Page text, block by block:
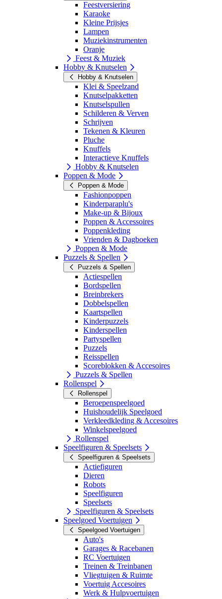
Feestversiering
Karaoke
Kleine Prijsjes
Lampen
Muziekinstrumenten
Oranje
Feest & Muziek
Hobby & Knutselen
Hobby & Knutselen
Klei & Speelzand
Knutselpakketten
Knutselspullen
Schilderen & Verven
Schrijven
Tekenen & Kleuren
Pluche
Knuffels
Interactieve Knuffels
Hobby & Knutselen
Poppen & Mode
Poppen & Mode
Fashionpoppen
Kinderparaplu's
Make-up & Bijoux
Poppen & Accessoires
Poppenkleding
Vrienden & Dagboeken
Poppen & Mode
Puzzels & Spellen
Puzzels & Spellen
Actiespellen
Bordspellen
Breinbrekers
Dobbelspellen
Kaartspellen
Kinderpuzzels
Kinderspellen
Partyspellen
Puzzels
Reisspellen
Scoreblokken & Accesoires
Puzzels & Spellen
Rollenspel
Rollenspel
Beroepenspeelgoed
Huishoudelijk Speelgoed
Verkleedkleding & Accesoires
Winkelspeelgoed
Rollenspel
Speelfiguren & Speelsets
Speelfiguren & Speelsets
Actiefiguren
Dieren
Robots
Speelfiguren
Speelsets
Speelfiguren & Speelsets
Speelgoed Voertuigen
Speelgoed Voertuigen
Auto's
Garages & Racebanen
RC Voertuigen
Treinen & Treinbanen
Vliegtuigen & Ruimte
Voertuig Accesoires
Werk & Hulpvoertuigen